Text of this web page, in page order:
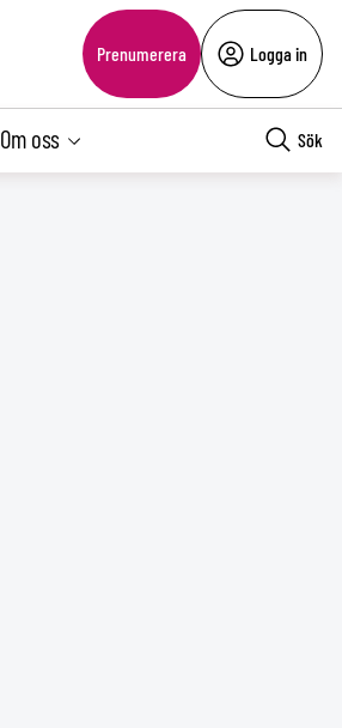
Prenumerera Logga in
Om oss Sök